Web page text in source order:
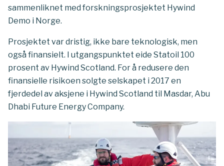
sammenliknet med forskningsprosjektet Hywind
Demo i Norge.
Prosjektet var dristig, ikke bare teknologisk, men
også finansielt. I utgangspunktet eide Statoil 100
prosent av Hywind Scotland. For å redusere den
finansielle risikoen solgte selskapet i 2017 en
fjerdedel av aksjene i Hywind Scotland til Masdar, Abu
Dhabi Future Energy Company.